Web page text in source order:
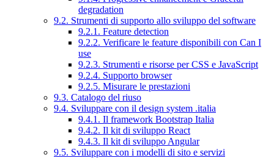
degradation
9.2. Strumenti di supporto allo sviluppo del software
9.2.1. Feature detection
9.2.2. Verificare le feature disponibili con Can I
use
9.2.3. Strumenti e risorse per CSS e JavaScript
9.2.4. Supporto browser
9.2.5. Misurare le prestazioni
9.3. Catalogo del riuso
9.4. Sviluppare con il design system .italia
9.4.1. Il framework Bootstrap Italia
9.4.2. Il kit di sviluppo React
9.4.3. Il kit di sviluppo Angular
9.5. Sviluppare con i modelli di sito e servizi